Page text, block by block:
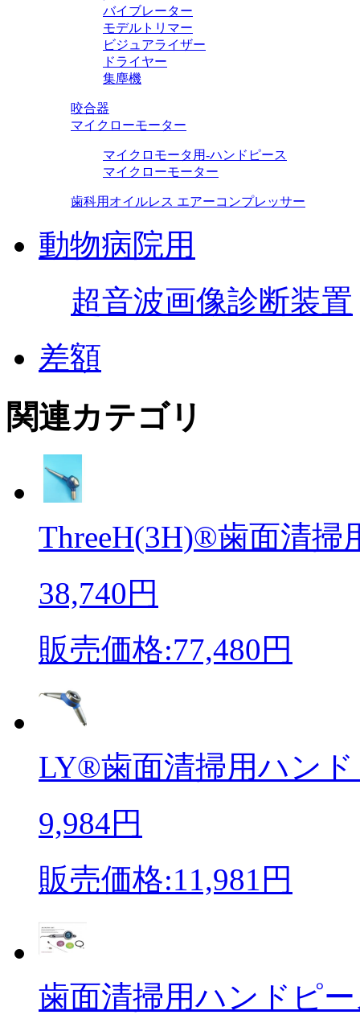
バイブレーター
モデルトリマー
ビジュアライザー
ドライヤー
集塵機
咬合器
マイクローモーター
マイクロモータ用-ハンドピース
マイクローモーター
歯科用オイルレス エアーコンプレッサー
動物病院用
超音波画像診断装置
差額
関連カテゴリ
ThreeH(3H)®歯面清掃
38,740円
販売価格:77,480円
LY®歯面清掃用ハン
9,984円
販売価格:11,981円
歯面清掃用ハンドピ